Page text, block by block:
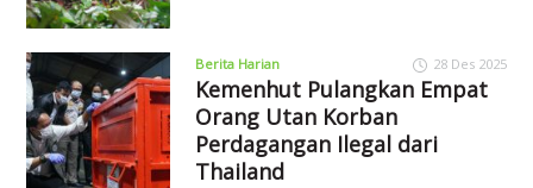
Berita Harian 28 Des 2025
Kemenhut Pulangkan Empat
Orang Utan Korban
Perdagangan Ilegal dari
Thailand